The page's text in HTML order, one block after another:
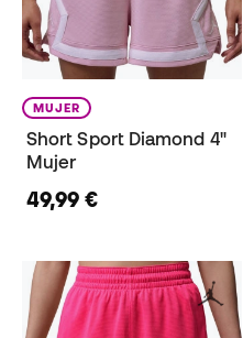
MUJER
Short Sport Diamond 4"
Mujer
49,99 €